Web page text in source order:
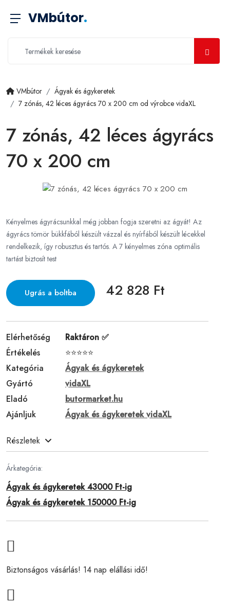
VMbútor.
VMbútor
Ágyak és ágykeretek
7 zónás, 42 léces ágyrács 70 x 200 cm od výrobce vidaXL
7 zónás, 42 léces ágyrács
70 x 200 cm
Kényelmes ágyrácsunkkal még jobban fogja szeretni az ágyát! Az
ágyrács tömör bükkfából készült vázzal és nyírfából készült lécekkel
rendelkezik, így robusztus és tartós. A 7 kényelmes zóna optimális
tartást biztosít test
Ugrás a boltba 42 828 Ft
Elérhetőség
Raktáron ✅
Értékelés
⭐⭐⭐⭐⭐
Kategória
Ágyak és ágykeretek
Gyártó
vidaXL
Eladó
butormarket.hu
Ajánljuk
Ágyak és ágykeretek vidaXL
Részletek
Árkategória:
Ágyak és ágykeretek 43000 Ft-ig
Ágyak és ágykeretek 150000 Ft-ig
Biztonságos vásárlás! 14 nap elállási idő!